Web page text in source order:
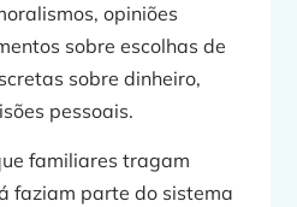
opiniões
sobre escolhas de
sobre dinheiro,
pessoais.
familiares tragam
faziam parte do sistema